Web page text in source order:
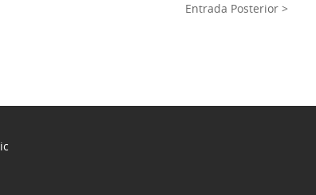
Entrada Posterior >